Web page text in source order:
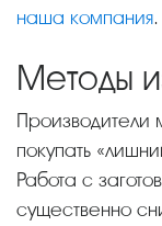
наша компания.
Методы
Производители металлических изделий знают:
покупать
Работа с
существенно